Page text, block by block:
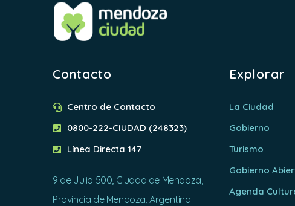
Contacto
Centro de Contacto
0800-222-CIUDAD (248323)
Línea Directa 147
9 de Julio 500, Ciudad de Mendoza,
Provincia de Mendoza, Argentina
Explorar
La Ciudad
Gobierno
Turismo
Gobierno
Agenda